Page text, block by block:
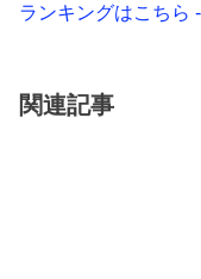
ランキングはこちら
関連記事